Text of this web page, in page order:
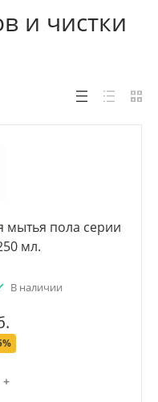
и чистки
мытья пола серии
мл.
В наличии
+